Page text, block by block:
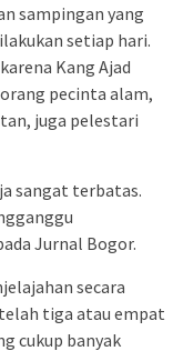
sampingan yang
setiap hari.
Kang Ajad
pecinta alam,
juga pelestari
sangat terbatas.
Jurnal Bogor.
secara
tiga atau empat
cukup banyak